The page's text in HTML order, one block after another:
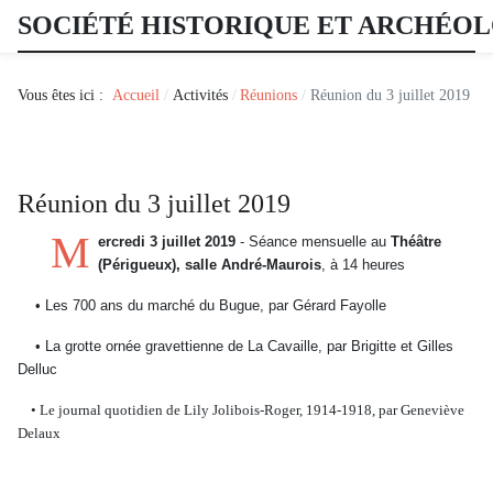
SOCIÉTÉ HISTORIQUE ET
Vous êtes ici : Accueil Activités Réunions Réunion du 3 juillet 2019
Réunion du 3 juillet 2019
M ercredi 3 juillet 2019 - Séance mensuelle au Théâtre
(Périgueux), salle André-Maurois , à 14 heures
• Les 700 ans du marché du Bugue, par Gérard Fayolle
• La grotte ornée gravettienne de La Cavaille, par Brigitte et Gilles
Delluc
• Le journal quotidien de Lily Jolibois-Roger, 1914-1918, par Geneviève
Delaux